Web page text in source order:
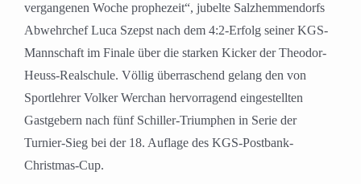
vergangenen Woche prophezeit“, jubelte Salzhemmendorfs
Abwehrchef Luca Szepst nach dem 4:2-Erfolg seiner KGS-
Mannschaft im Finale über die starken Kicker der Theodor-
Heuss-Realschule. Völlig überraschend gelang den von
Sportlehrer Volker Werchan hervorragend eingestellten
Gastgebern nach fünf Schiller-Triumphen in Serie der
Turnier-Sieg bei der 18. Auflage des KGS-Postbank-
Christmas-Cup.